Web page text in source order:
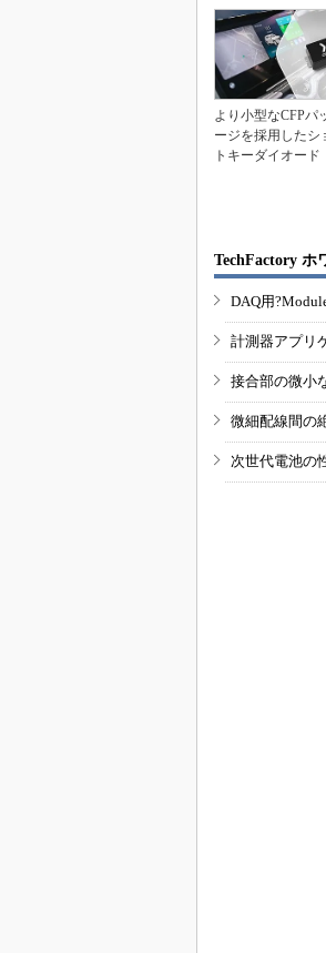
より小型なCFPパ
ージを採用したシ
トキーダイオード
TechFactory ホ
DAQ用
計測器アプリ
接合部の微小
微細配線間の
次世代電池の